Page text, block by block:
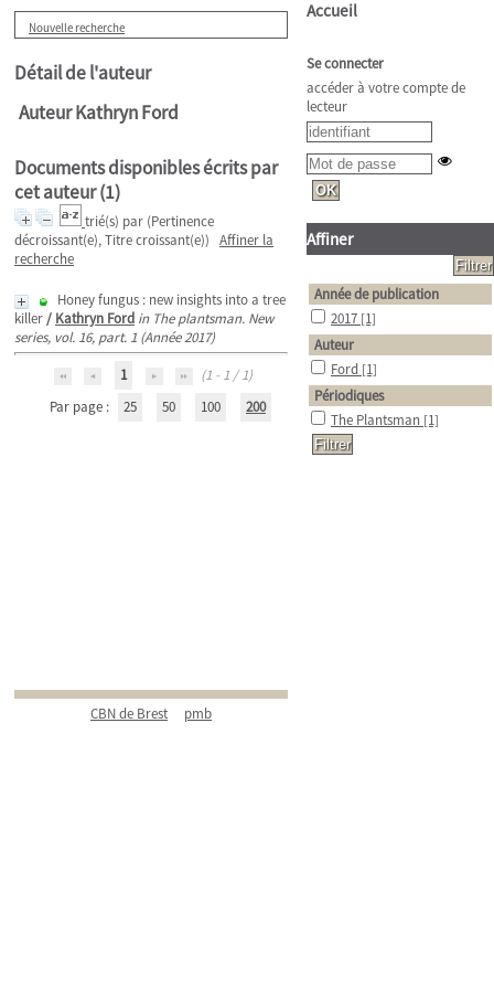
Nouvelle recherche
Détail de l'auteur
Auteur Kathryn Ford
Documents disponibles écrits par
cet auteur (1)
trié(s) par (Pertinence
décroissant(e), Titre croissant(e)) Affiner la
recherche
Honey fungus : new insights into a tree
killer/ Kathryn Ford in The plantsman. New
series, vol. 16, part. 1 (Année 2017)
1
(1 - 1 / 1)
Par page :
25 50 100 200
CBN de Brest pmb
Accueil
Se connecter
accéder à votre compte de
lecteur
Affiner
Année de publication
2017 [1]
Auteur
Ford [1]
Périodiques
The Plantsman [1]